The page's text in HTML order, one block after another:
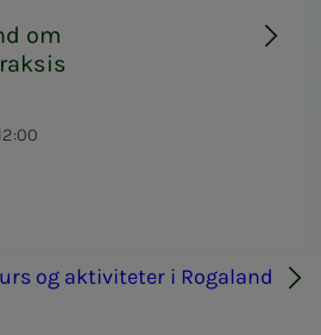
om
og aktiviteter i Rogaland